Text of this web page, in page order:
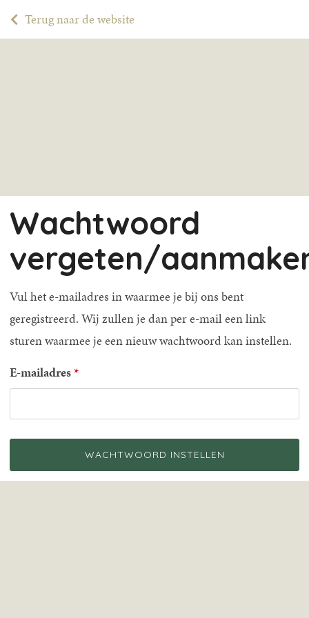
Terug naar de website
Wachtwoord
vergeten/
Vul het e-mailadres in waarmee je bij ons bent
geregistreerd. Wij zullen je dan per e-mail een link
sturen waarmee je een nieuw wachtwoord kan instellen.
E-mailadres
WACHTWOORD INSTELLEN